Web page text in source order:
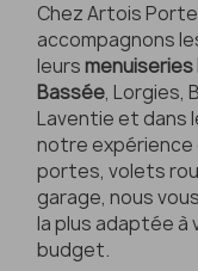
Chez Artois
accompagnons
leursmenuiseries
Bassée, Lorgies,
Laventie et dans
notre expérience
portes, volets
garage, nous
la plus adaptée
budget.